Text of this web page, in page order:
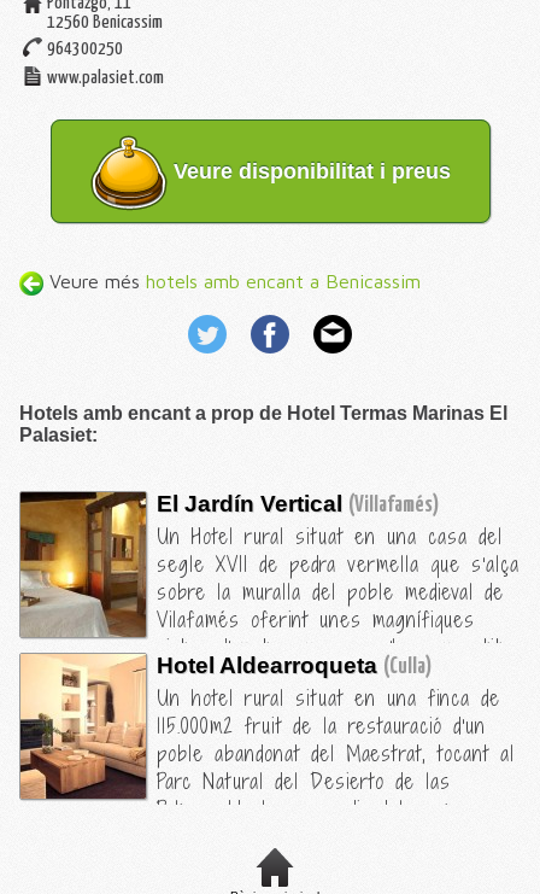
12560 Benicassim
964300250
www.palasiet.com
Veure disponibilitat i preus
Veure més hotels amb encant a Benicassim
Hotels amb encant a prop de Hotel Termas Marinas El
Palasiet:
El Jardín Vertical (Villafamés)
Un Hotel rural situat en una casa del
segle XVII de pedra vermella que s'alça
sobre la muralla del poble medieval de
Vilafamés oferint unes magnífiques
vistes d'un terreny que s'ha convertit
en residencia d'artistes, com denota el
Museu d'Art Contemporani que es troba
a 100 metres de l'hotel. L'ambientació
rústica de parets de pedra a la vista i
el mobiliari de fusta junt amb les
comoditats més contemporànies el
converteixen en un dels millors hotels
rurals de Castelló.
Hotel Aldearroqueta (Culla)
Un hotel rural situat en una finca de
115.000m2 fruit de la restauració d'un
poble abandonat del Maestrat, tocant al
Parc Natural del Desierto de las
Palmas. Ideal per gaudir dels camps
passejar pels carrers, places,